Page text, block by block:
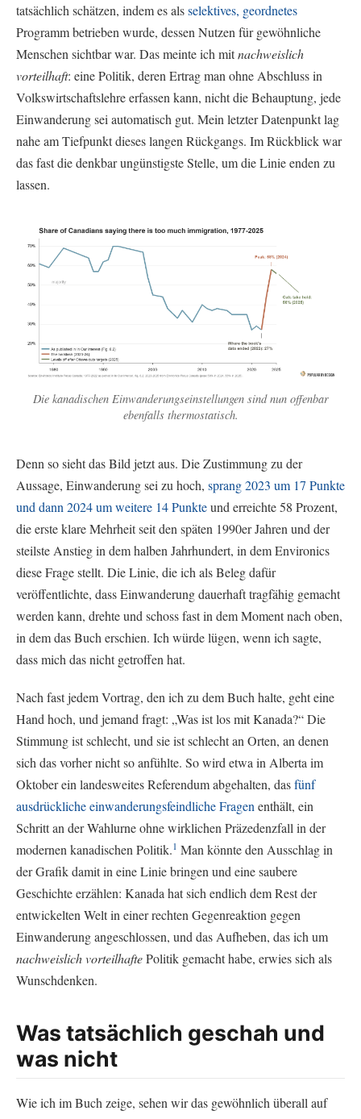
tatsächlich schätzen, indem es alsselektives, geordnetes
Programm betrieben wurde, dessen Nutzen für gewöhnliche
Menschen sichtbar war. Das meinte ich mitnachweislich
vorteilhaft: eine Politik, deren Ertrag man ohne Abschluss in
Volkswirtschaftslehre erfassen kann, nicht die Behauptung, jede
Einwanderung sei automatisch gut. Mein letzter Datenpunkt lag
nahe am Tiefpunkt dieses langen Rückgangs. Im Rückblick war
das fast die denkbar ungünstigste Stelle, um die Linie enden zu
lassen.
Die kanadischen Einwanderungseinstellungen sind nun offenbar
ebenfalls thermostatisch.
Denn so sieht das Bild jetzt aus. Die Zustimmung zu der
Aussage, Einwanderung sei zu hoch, sprang 2023 um 17 Punkte
und dann 2024 um weitere 14 Punkteund erreichte 58 Prozent,
die erste klare Mehrheit seit den späten 1990er Jahren und der
steilste Anstieg in dem halben Jahrhundert, in dem Environics
diese Frage stellt. Die Linie, die ich als Beleg dafür
veröffentlichte, dass Einwanderung dauerhaft tragfähig gemacht
werden kann, drehte und schoss fast in dem Moment nach oben,
in dem das Buch erschien. Ich würde lügen, wenn ich sagte,
dass mich das nicht getroffen hat.
Nach fast jedem Vortrag, den ich zu dem Buch halte, geht eine
Hand hoch, und jemand fragt: „Was ist los mit Kanada?“ Die
Stimmung ist schlecht, und sie ist schlecht an Orten, an denen
sich das vorher nicht so anfühlte. So wird etwa in Alberta im
Oktober ein landesweites Referendum abgehalten, dasfünf
ausdrückliche einwanderungsfeindliche Fragenenthält, ein
Schritt an der Wahlurne ohne wirklichen Präzedenzfall in der
modernen kanadischen Politik.1 Man könnte den Ausschlag in
der Grafik damit in eine Linie bringen und eine saubere
Geschichte erzählen: Kanada hat sich endlich dem Rest der
entwickelten Welt in einer rechten Gegenreaktion gegen
Einwanderung angeschlossen, und das Aufheben, das ich um
nachweislich vorteilhaftePolitik gemacht habe, erwies sich als
Wunschdenken.
Was tatsächlich geschah und
was nicht
Wie ich im Buch zeige, sehen wir das gewöhnlich überall auf